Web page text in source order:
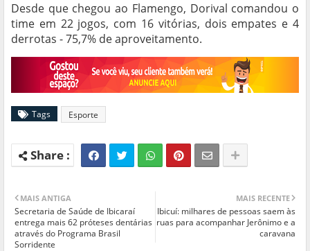
Desde que chegou ao Flamengo, Dorival comandou o
time em 22 jogos, com 16 vitórias, dois empates e 4
derrotas - 75,7% de aproveitamento.
Tags Esporte
MAIS RECENTE
Ibicuí: milhares de pessoas saem às
ruas para acompanhar Jerônimo e a
caravana
MAIS ANTIGA
Secretaria de Saúde de Ibicaraí
entrega mais 62 próteses dentárias
através do Programa Brasil
Sorridente